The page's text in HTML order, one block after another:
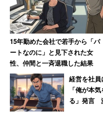
よりも、コントロールで
しょう。
・完璧さを求めすぎない
管理職として職責を全う
人間ですからミスをする
てはならない」とか「ミ
15年勤めた会社で若手から「パ
ートなのに」と見下された女
性、仲間と一斉退職した結果
経営を社員
「俺が本
る」発言